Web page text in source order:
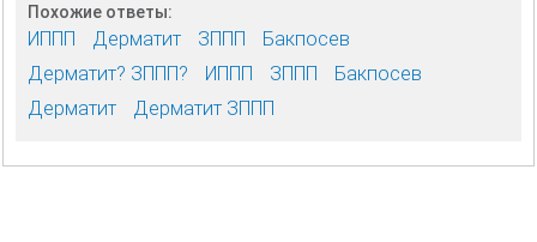
Похожие ответы:
ИППП Дерматит ЗППП
Бакпосев
Дерматит? ЗППП?
ИППП ЗППП
Бакпосев
Дерматит
Дерматит ЗППП